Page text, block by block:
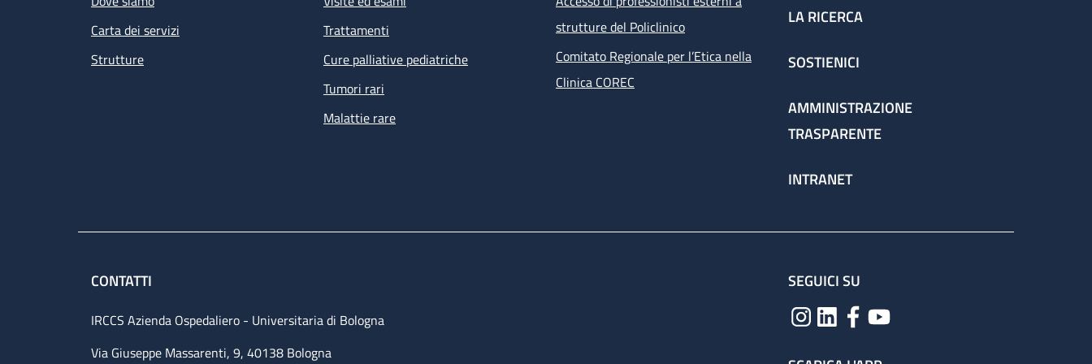
visita infettivologica
visita nefrologica
counselling psicologico
esami ematochimici, esami microbiologici su feci, urine, espettorato
tampone anale per PAP test e ricerca HPV
ECG
dei percorsi dell’ambulatorio sono prenotate direttamente dal servizio attraverso il percorso
Carta dei servizi
Strutture
Trattamenti
Cure palliative pediatriche
Tumori rari
Malattie rare
strutture del Policlinico
Comitato Regionale per l’Etica nella
Clinica COREC
LA RICERCA
SOSTIENICI
AMMINISTRAZIONE
TRASPARENTE
INTRANET
CONTATTI
IRCCS Azienda Ospedaliero - Universitaria di Bologna
Via Giuseppe Massarenti, 9, 40138 Bologna
SEGUICI SU